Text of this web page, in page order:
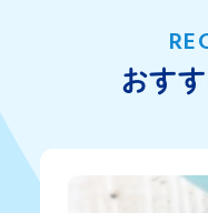
おす